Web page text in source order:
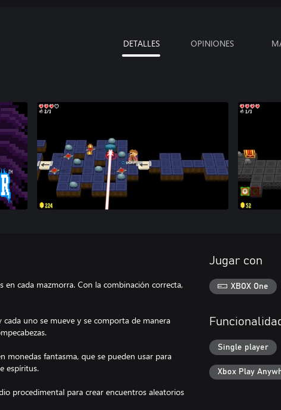
DETALLES OPINIONES
cada mazmorra. Con la combinación correcta,
uno se mueve y se comporta de manera
monedas fantasma, que se pueden usar para
espíritus.
procedimental para crear encuentros aleatorios
Jugar con
XBOX One
Single player
Xbox Play